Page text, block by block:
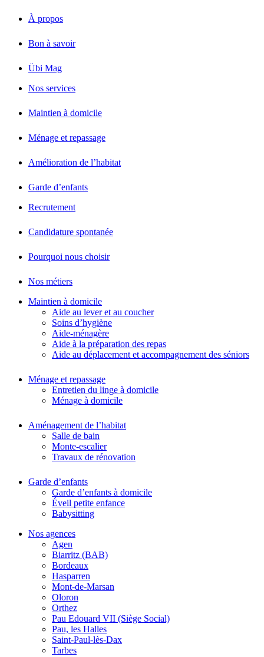
À propos
Bon à savoir
Übi Mag
Nos services
Maintien à domicile
Ménage et repassage
Amélioration de l’habitat
Garde d’enfants
Recrutement
Candidature spontanée
Pourquoi nous choisir
Nos métiers
Maintien à domicile
Aide au lever et au coucher
Soins d’hygiène
Aide-ménagère
Aide à la préparation des repas
Aide au déplacement et accompagnement des séniors
Ménage et repassage
Entretien du linge à domicile
Ménage à domicile
Aménagement de l’habitat
Salle de bain
Monte-escalier
Travaux de rénovation
Garde d’enfants
Garde d’enfants à domicile
Éveil petite enfance
Babysitting
Nos agences
Agen
Biarritz (BAB)
Bordeaux
Hasparren
Mont-de-Marsan
Oloron
Orthez
Pau Edouard VII (Siège Social)
Pau, les Halles
Saint-Paul-lès-Dax
Tarbes